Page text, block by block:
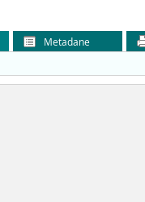
Metadane